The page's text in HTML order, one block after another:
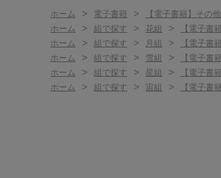
ホーム > 電子書籍 > 【電子書籍】その他
ホーム
> 組で探す > 花組 >
【電子書
ホーム
> 組で探す > 月組 >
【電子書
ホーム
> 組で探す > 雪組 >
【電子書
ホーム
> 組で探す > 星組 >
【電子書
ホーム
> 組で探す > 宙組 > 【電子書